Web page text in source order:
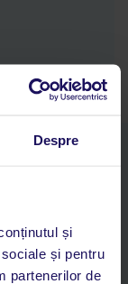
Despre
și
și pentru
partenerilor de
oricând la ele